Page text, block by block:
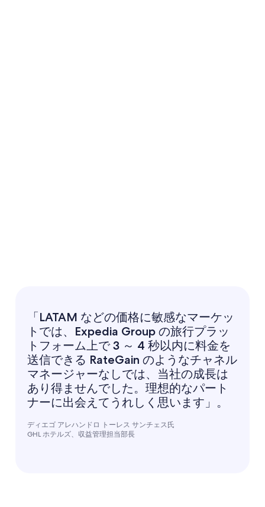
「LATAM などの価格に敏感なマーケッ
トでは、Expedia Group の旅行プラッ
トフォーム上で 3 ～ 4 秒以内に料金を
送信できる RateGain のようなチャネル
マネージャーなしでは、当社の成長は
あり得ませんでした。理想的なパート
ナーに出会えてうれしく思います」。
ディエゴ アレハンドロ トーレス サンチェス氏
GHL ホテルズ、収益管理担当部長